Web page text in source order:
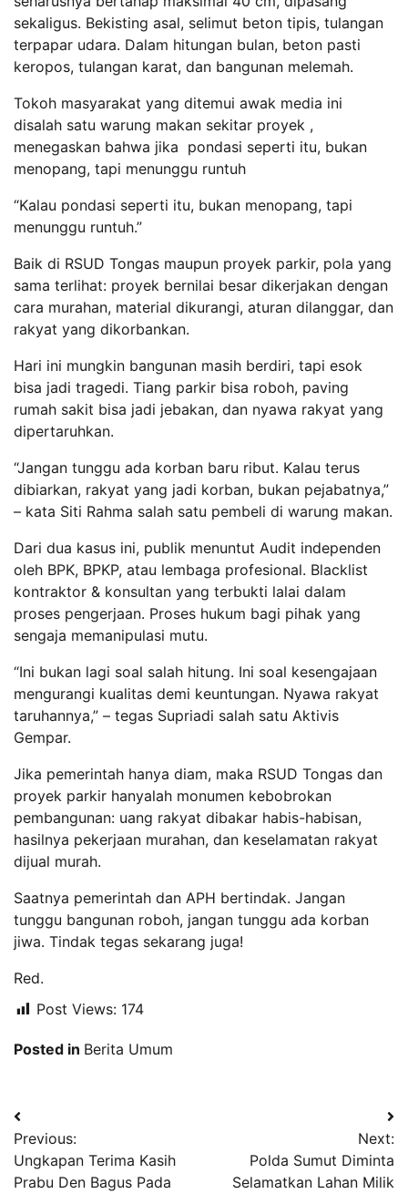
sekaligus. Bekisting asal, selimut beton tipis, tulangan
terpapar udara. Dalam hitungan bulan, beton pasti
keropos, tulangan karat, dan bangunan melemah.
Tokoh masyarakat yang ditemui awak media ini
disalah satu warung makan sekitar proyek ,
menegaskan bahwa jika pondasi seperti itu, bukan
menopang, tapi menunggu runtuh
“Kalau pondasi seperti itu, bukan menopang, tapi
menunggu runtuh.”
Baik di RSUD Tongas maupun proyek parkir, pola yang
sama terlihat: proyek bernilai besar dikerjakan dengan
cara murahan, material dikurangi, aturan dilanggar, dan
rakyat yang dikorbankan.
Hari ini mungkin bangunan masih berdiri, tapi esok
bisa jadi tragedi. Tiang parkir bisa roboh, paving
rumah sakit bisa jadi jebakan, dan nyawa rakyat yang
dipertaruhkan.
“Jangan tunggu ada korban baru ribut. Kalau terus
dibiarkan, rakyat yang jadi korban, bukan pejabatnya,”
– kata Siti Rahma salah satu pembeli di warung makan.
Dari dua kasus ini, publik menuntut Audit independen
oleh BPK, BPKP, atau lembaga profesional. Blacklist
kontraktor & konsultan yang terbukti lalai dalam
proses pengerjaan. Proses hukum bagi pihak yang
sengaja memanipulasi mutu.
“Ini bukan lagi soal salah hitung. Ini soal kesengajaan
mengurangi kualitas demi keuntungan. Nyawa rakyat
taruhannya,” – tegas Supriadi salah satu Aktivis
Gempar.
Jika pemerintah hanya diam, maka RSUD Tongas dan
proyek parkir hanyalah monumen kebobrokan
pembangunan: uang rakyat dibakar habis-habisan,
hasilnya pekerjaan murahan, dan keselamatan rakyat
dijual murah.
Saatnya pemerintah dan APH bertindak. Jangan
tunggu bangunan roboh, jangan tunggu ada korban
jiwa. Tindak tegas sekarang juga!
Red.
Post Views: 174
Posted in Berita Umum
Navigasi
pos
Previous:
Ungkapan Terima Kasih
Prabu Den Bagus Pada
Next:
Polda Sumut Diminta
Selamatkan Lahan Milik